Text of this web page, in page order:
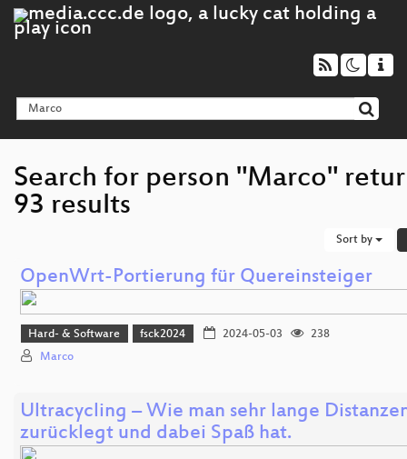
Search for person "Marco"
93 results
Sort by
OpenWrt-Portierung für Quereinsteiger
Hard- & Software fsck2024 2024-05-03
238
Marco
Ultracycling – Wie man sehr lange
zurücklegt und dabei Spaß hat.